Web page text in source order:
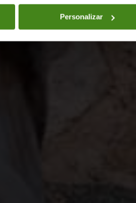
Personalizar